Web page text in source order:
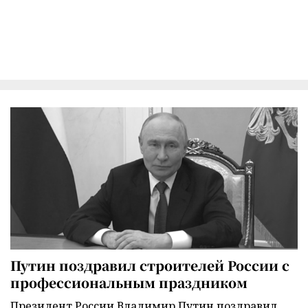
Путин поздравил строителей России с
профессиональным праздником